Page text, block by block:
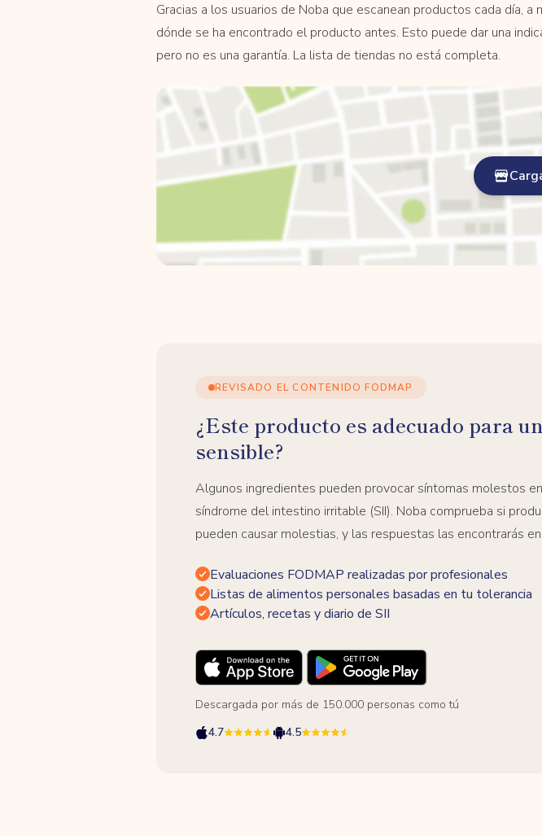
Gracias a los usuarios de Noba que escanean productos cada día,
dónde se ha encontrado el producto antes. Esto puede dar una
pero no es una garantía. La lista de tiendas no está completa.
REVISADO EL CONTENIDO FODMAP
¿Este producto es adecuado para
sensible?
Algunos ingredientes pueden provocar síntomas molestos
síndrome del intestino irritable (SII). Noba comprueba si
pueden causar molestias, y las respuestas las encontrarás
Evaluaciones FODMAP realizadas por profesionales
Listas de alimentos personales basadas en tu tolerancia
Artículos, recetas y diario de SII
Descargada por más de 150.000 personas como tú
4.7
4.5